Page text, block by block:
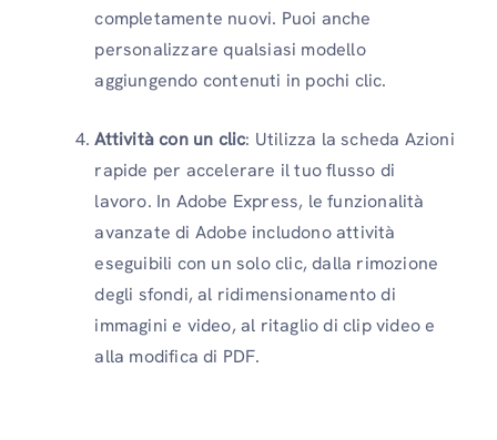
completamente nuovi. Puoi anche
personalizzare qualsiasi modello
aggiungendo contenuti in pochi clic.
Attività con un clic: Utilizza la scheda Azioni
rapide per accelerare il tuo flusso di
lavoro. In Adobe Express, le funzionalità
avanzate di Adobe includono attività
eseguibili con un solo clic, dalla rimozione
degli sfondi, al ridimensionamento di
immagini e video, al ritaglio di clip video e
alla modifica di PDF.